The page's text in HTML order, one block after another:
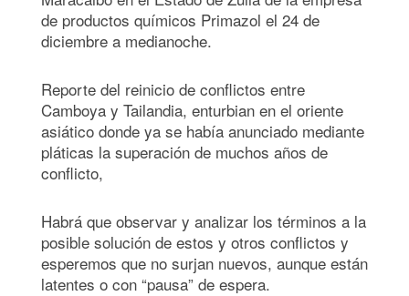
de productos químicos Primazol el 24 de
diciembre a medianoche.
Reporte del reinicio de conflictos entre
Camboya y Tailandia, enturbian en el oriente
asiático donde ya se había anunciado mediante
pláticas la superación de muchos años de
conflicto,
Habrá que observar y analizar los términos a la
posible solución de estos y otros conflictos y
esperemos que no surjan nuevos, aunque están
latentes o con “pausa” de espera.